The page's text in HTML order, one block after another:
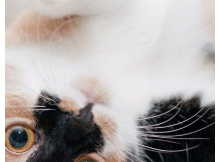
معًا.يقوم الجراح بحفر ثقوب في العظام ويتم وضع الأدوات المعدنية
والمسامير فى الأربطة الجانبية لركبة الكلب.ثم يقوم بربط الوتر بالعظام
الخيوط الصناعية الغير قابل للامتصاص.بعد اصلاح الاوضاع الداخلية بشكل
كامل داخل ساق الكلب تتم خياطة […]